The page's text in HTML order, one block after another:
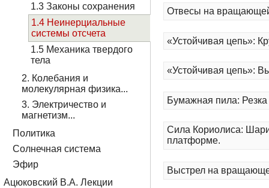
Отвесы на
«Устойчивая цепь»:
«Устойчивая цепь»:
Бумажная пила:
Сила Кориолиса:
платформе.
Выстрел на
1.3 Законы сохранения
1.4 Неинерциальные
системы отсчета
1.5 Механика твердого
тела
2. Колебания и
молекулярная физика...
3. Электричество и
магнетизм...
Политика
Солнечная система
Эфир
Ацюковский В.А. Лекции